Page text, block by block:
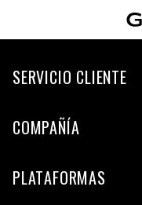
SERVICIO CLIENTE
COMPAÑÍA
PLATAFORMAS